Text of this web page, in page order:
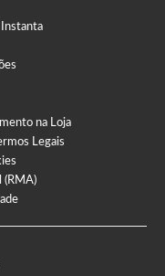
na Loja
Legais
(RMA)